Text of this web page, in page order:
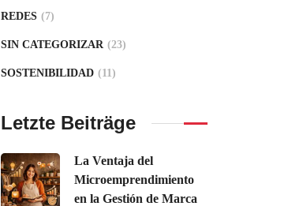
REDES (7)
SIN CATEGORIZAR (23)
SOSTENIBILIDAD (11)
Letzte Beiträge
La Ventaja del
Microemprendimiento
en la Gestión de Marca